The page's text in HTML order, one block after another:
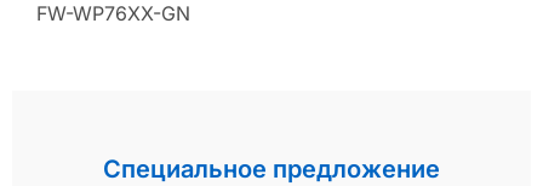
FW-WP76XX-GN
Специальное предложение